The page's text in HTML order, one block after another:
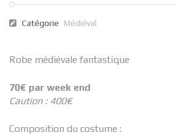
Catégorie Médiéval
Robe médiévale fantastique
70€ par week end
Caution : 400€
Composition du costume :